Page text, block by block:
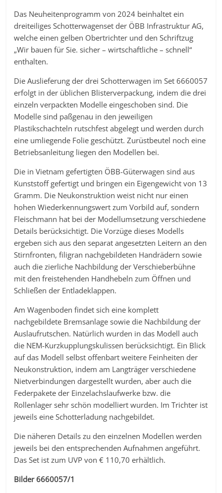
Das Neuheitenprogramm von 2024 beinhaltet ein
dreiteiliges Schotterwagenset der ÖBB Infrastruktur AG,
welche einen gelben Obertrichter und den Schriftzug
„Wir bauen für Sie. sicher – wirtschaftliche – schnell“
enthalten.
Die Auslieferung der drei Schotterwagen im Set 6660057
erfolgt in der üblichen Blisterverpackung, indem die drei
einzeln verpackten Modelle eingeschoben sind. Die
Modelle sind paßgenau in den jeweiligen
Plastikschachteln rutschfest abgelegt und werden durch
eine umliegende Folie geschützt. Zurüstbeutel noch eine
Betriebsanleitung liegen den Modellen bei.
Die in Vietnam gefertigten ÖBB-Güterwagen sind aus
Kunststoff gefertigt und bringen ein Eigengewicht von 13
Gramm. Die Neukonstruktion weist nicht nur einen
hohen Wiederkennungswert zum Vorbild auf, sondern
Fleischmann hat bei der Modellumsetzung verschiedene
Details berücksichtigt. Die Vorzüge dieses Modells
ergeben sich aus den separat angesetzten Leitern an den
Stirnfronten, filigran nachgebildeten Handrädern sowie
auch die zierliche Nachbildung der Verschieberbühne
mit den freistehenden Handhebeln zum Öffnen und
Schließen der Entladeklappen.
Am Wagenboden findet sich eine komplett
nachgebildete Bremsanlage sowie die Nachbildung der
Auslaufrutschen. Natürlich wurden in das Modell auch
die NEM-Kurzkupplungskulissen berücksichtigt. Ein Blick
auf das Modell selbst offenbart weitere Feinheiten der
Neukonstruktion, indem am Langträger verschiedene
Nietverbindungen dargestellt wurden, aber auch die
Federpakete der Einzelachslaufwerke bzw. die
Rollenlager sehr schön modelliert wurden. Im Trichter ist
jeweils eine Schotterladung nachgebildet.
Die näheren Details zu den einzelnen Modellen werden
jeweils bei den entsprechenden Aufnahmen angeführt.
Das Set ist zum UVP von € 110,70 erhältlich.
Bilder 6660057/1